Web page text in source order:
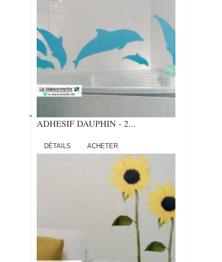
ADHESIF DAUPHIN - 2...
DÉTAILS ACHETER